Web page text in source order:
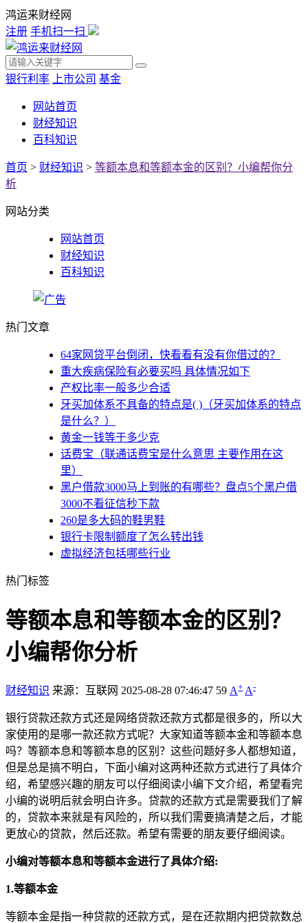
鸿运来财经网
注册 手机扫一扫
银行利率 上市公司 基金
网站首页
财经知识
百科知识
首页 > 财经知识 > 等额本息和等额本金的区别？小编帮你分
析
网站分类
网站首页
财经知识
百科知识
热门文章
64家网贷平台倒闭，快看看有没有你借过的？
重大疾病保险有必要买吗 具体情况如下
产权比率一般多少合适
牙买加体系不具备的特点是( )（牙买加体系的特点
是什么？）
黄金一钱等于多少克
话费宝（联通话费宝是什么意思 主要作用在这
里）
黑户借款3000马上到账的有哪些？盘点5个黑户借
3000不看征信秒下款
260是多大码的鞋男鞋
银行卡限制额度了怎么转出钱
虚拟经济包括哪些行业
热门标签
等额本息和等额本金的区别？
小编帮你分析
财经知识 来源：互联网 2025-08-28 07:46:47 59 A+ A-
银行贷款还款方式还是网络贷款还款方式都是很多的，所以大
家使用的是哪一款还款方式呢？大家知道等额本金和等额本息
吗？等额本息和等额本息的区别？这些问题好多人都想知道，
但是总是搞不明白，下面小编对这两种还款方式进行了具体介
绍，希望感兴趣的朋友可以仔细阅读小编下文介绍，希望看完
小编的说明后就会明白许多。贷款的还款方式是需要我们了解
的，贷款本来就是有风险的，所以我们需要搞清楚之后，才能
更放心的贷款，然后还款。希望有需要的朋友要仔细阅读。
小编对等额本息和等额本金进行了具体介绍:
1.等额本金
等额本金是指一种贷款的还款方式，是在还款期内把贷款数总